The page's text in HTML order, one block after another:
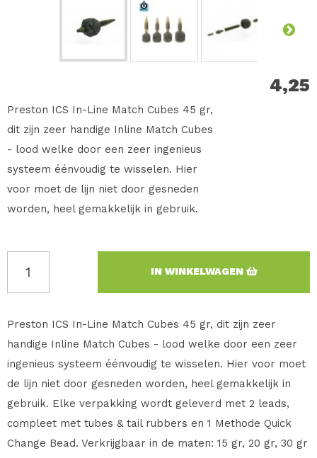
4,25
Preston ICS In-Line Match Cubes 45 gr,
dit zijn zeer handige Inline Match Cubes
- lood welke door een zeer ingenieus
systeem éénvoudig te wisselen. Hier
voor moet de lijn niet door gesneden
worden, heel gemakkelijk in gebruik.
IN WINKELWAGEN
Preston ICS In-Line Match Cubes 45 gr, dit zijn zeer
handige Inline Match Cubes - lood welke door een zeer
ingenieus systeem éénvoudig te wisselen. Hier voor moet
de lijn niet door gesneden worden, heel gemakkelijk in
gebruik. Elke verpakking wordt geleverd met 2 leads,
compleet met tubes & tail rubbers en 1 Methode Quick
Change Bead. Verkrijgbaar in de maten: 15 gr, 20 gr, 30 gr